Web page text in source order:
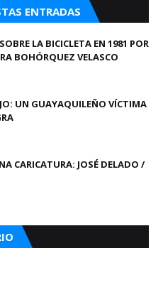
ENTRADAS
LA BICICLETA EN 1981 POR
BOHÓRQUEZ VELASCO
UN GUAYAQUILEÑO VÍCTIMA
CARICATURA: JOSÉ DELADO /